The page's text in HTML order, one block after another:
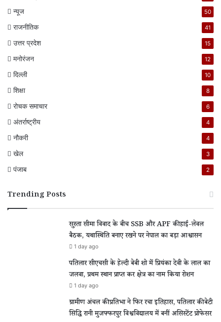
न्यूज 50
राजनीतिक 41
उत्तर प्रदेश 15
मनोरंजन 12
दिल्ली 10
शिक्षा 8
रोचक समाचार 6
अंतर्राष्ट्रीय 4
नौकरी 4
खेल 3
पंजाब 2
Trending Posts
सुस्ता सीमा विवाद के बीच SSB और APF की हाई-लेवल
बैठक, यथास्थिति बनाए रखने पर नेपाल का बड़ा आश्वासन
1 day ago
पतिलार सीएचसी के हेल्दी बेबी शो में प्रियंका देवी के लाल का
जलवा, प्रथम स्थान प्राप्त कर क्षेत्र का नाम किया रोशन
1 day ago
ग्रामीण अंचल की प्रतिभा ने फिर रचा इतिहास, पतिलार की बेटी
सिद्धि रानी मुजफ्फरपुर विश्वविद्यालय में बनीं असिस्टेंट प्रोफेसर